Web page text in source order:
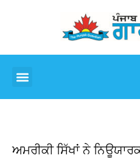
ਅਮਰੀਕੀ ਸਿੱਖਾਂ ਨੇ